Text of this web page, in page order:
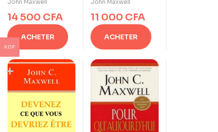
de la
communication
John Maxwell
14 500 CFA
ACHETER
John Maxwell
11 000 CFA
ACHETER
XOF